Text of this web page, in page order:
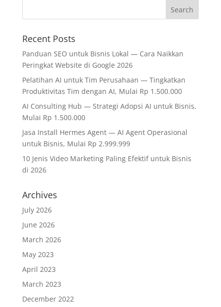
Recent Posts
Panduan SEO untuk Bisnis Lokal — Cara Naikkan
Peringkat Website di Google 2026
Pelatihan AI untuk Tim Perusahaan — Tingkatkan
Produktivitas Tim dengan AI, Mulai Rp 1.500.000
AI Consulting Hub — Strategi Adopsi AI untuk Bisnis,
Mulai Rp 1.500.000
Jasa Install Hermes Agent — AI Agent Operasional
untuk Bisnis, Mulai Rp 2.999.999
10 Jenis Video Marketing Paling Efektif untuk Bisnis
di 2026
Archives
July 2026
June 2026
March 2026
May 2023
April 2023
March 2023
December 2022